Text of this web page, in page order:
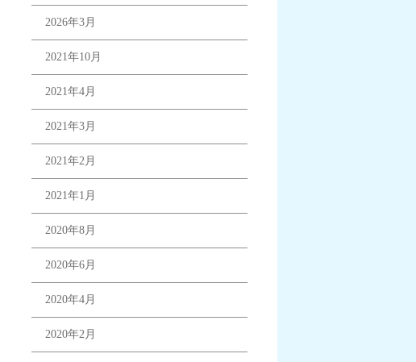
2026年3月
2021年10月
2021年4月
2021年3月
2021年2月
2021年1月
2020年8月
2020年6月
2020年4月
2020年2月